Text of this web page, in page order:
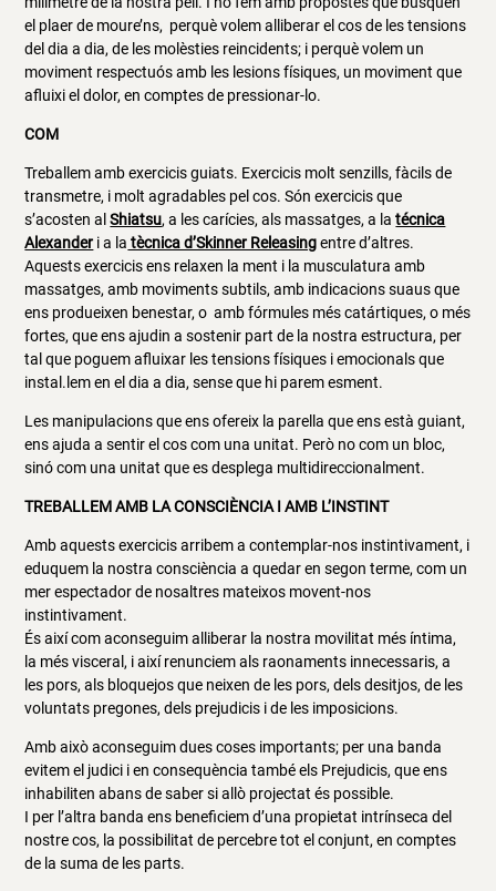
el plaer de moure’ns, perquè volem alliberar el cos de les tensions
del dia a dia, de les molèsties reincidents; i perquè volem un
moviment respectuós amb les lesions físiques, un moviment que
afluixi el dolor, en comptes de pressionar-lo.
COM
Treballem amb exercicis guiats. Exercicis molt senzills, fàcils de
transmetre, i molt agradables pel cos. Són exercicis que
s’acosten alShiatsu, a les carícies, als massatges, a latécnica
Alexander i a la tècnica d’Skinner Releasingentre d’altres.
Aquests exercicis ens relaxen la ment i la musculatura amb
massatges, amb moviments subtils, amb indicacions suaus que
ens produeixen benestar, o amb fórmules més catártiques, o més
fortes, que ens ajudin a sostenir part de la nostra estructura, per
tal que poguem afluixar les tensions físiques i emocionals que
instal.lem en el dia a dia, sense que hi parem esment.
Les manipulacions que ens ofereix la parella que ens està guiant,
ens ajuda a sentir el cos com una unitat. Però no com un bloc,
sinó com una unitat que es desplega multidireccionalment.
TREBALLEM AMB LA CONSCIÈNCIA I AMB L’INSTINT
Amb aquests exercicis arribem a contemplar-nos instintivament, i
eduquem la nostra consciència a quedar en segon terme, com un
mer espectador de nosaltres mateixos movent-nos
instintivament.
És així com aconseguim alliberar la nostra movilitat més íntima,
la més visceral, i així renunciem als raonaments innecessaris, a
les pors, als bloquejos que neixen de les pors, dels desitjos, de les
voluntats pregones, dels prejudicis i de les imposicions.
Amb això aconseguim dues coses importants; per una banda
evitem el judici i en consequència també els Prejudicis, que ens
inhabiliten abans de saber si allò projectat és possible.
I per l’altra banda ens beneficiem d’una propietat intrínseca del
nostre cos, la possibilitat de percebre tot el conjunt, en comptes
de la suma de les parts.